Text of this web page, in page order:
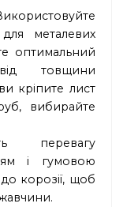
металевих
оптимальний
товщини
кріпите лист
вибирайте
перевагу
і гумовою
корозії, щоб